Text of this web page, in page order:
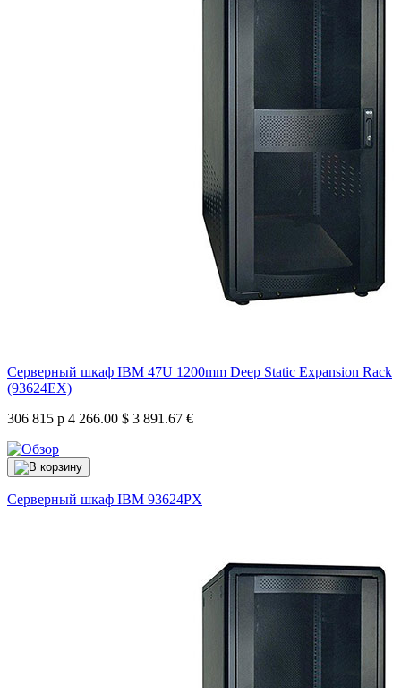
Серверный шкаф IBM 47U 1200mm Deep Static Expansion Rack
(93624EX)
306 815 р 4 266.00 $ 3 891.67 €
Серверный шкаф IBM 93624PX